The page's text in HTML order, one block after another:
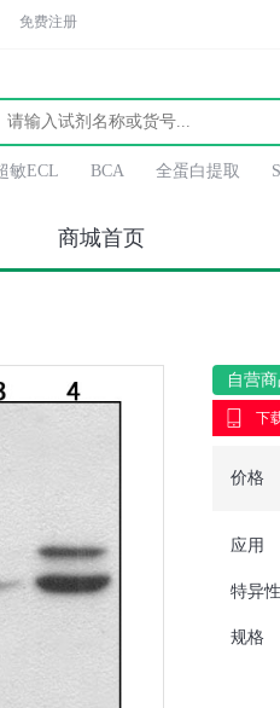
免费注册
敏ECL BCA 全蛋白提取
商城首页
自营
下
价格
应用
特异性
规格